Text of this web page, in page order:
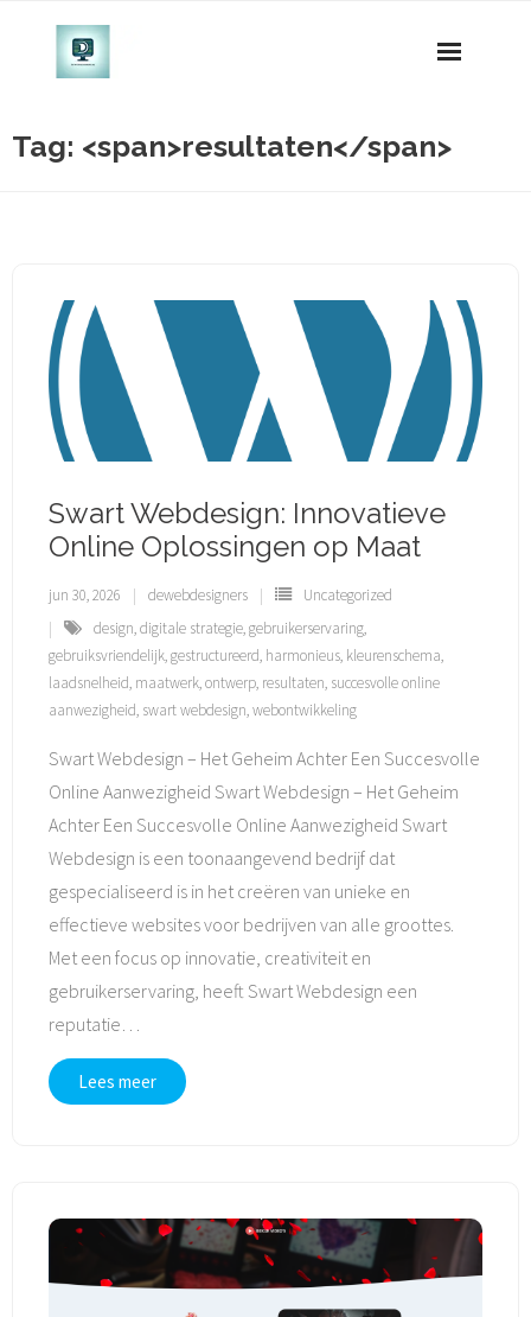
Tag: <span>resultaten</span>
Swart Webdesign: Innovatieve
Online Oplossingen op Maat
jun 30, 2026 dewebdesigners
Uncategorized
design,digitale strategie,gebruikerservaring,
gebruiksvriendelijk,gestructureerd, harmonieus, kleurenschema,
laadsnelheid, maatwerk,ontwerp, resultaten, succesvolle online
aanwezigheid, swart webdesign,webontwikkeling
Swart Webdesign – Het Geheim Achter Een Succesvolle
Online Aanwezigheid Swart Webdesign – Het Geheim
Achter Een Succesvolle Online Aanwezigheid Swart
Webdesign is een toonaangevend bedrijf dat
gespecialiseerd is in het creëren van unieke en
effectieve websites voor bedrijven van alle groottes.
Met een focus op innovatie, creativiteit en
gebruikerservaring, heeft Swart Webdesign een
reputatie
Lees meer